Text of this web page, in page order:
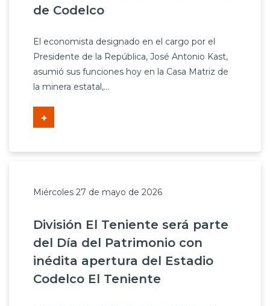
de Codelco
El economista designado en el cargo por el
Presidente de la República, José Antonio Kast,
asumió sus funciones hoy en la Casa Matriz de
la minera estatal,...
+
Miércoles 27 de mayo de 2026
División El Teniente será parte
del Día del Patrimonio con
inédita apertura del Estadio
Codelco El Teniente